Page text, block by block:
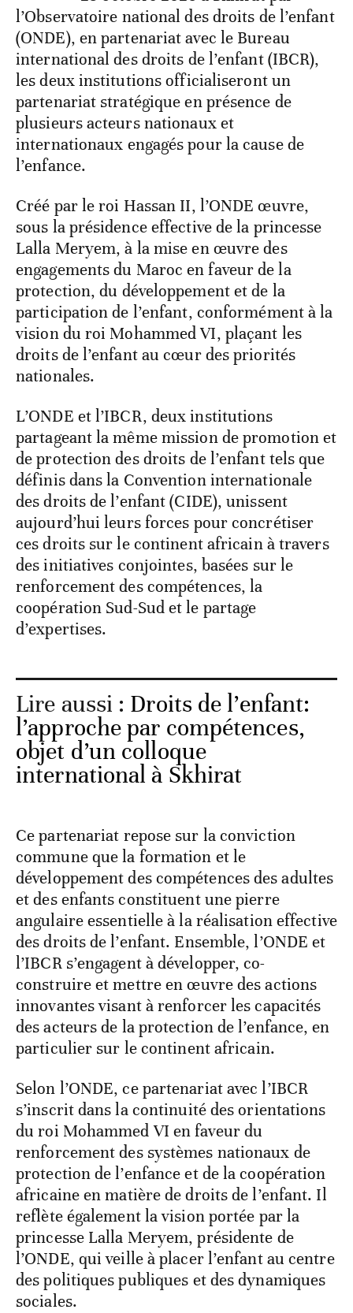
l’Observatoire national des droits de l’enfant
(ONDE), en partenariat avec le Bureau
international des droits de l’enfant (IBCR),
les deux institutions officialiseront un
partenariat stratégique en présence de
plusieurs acteurs nationaux et
internationaux engagés pour la cause de
l’enfance.
Créé par le roi Hassan II, l’ONDE œuvre,
sous la présidence effective de la princesse
Lalla Meryem, à la mise en œuvre des
engagements du Maroc en faveur de la
protection, du développement et de la
participation de l’enfant, conformément à la
vision du roi Mohammed VI, plaçant les
droits de l’enfant au cœur des priorités
nationales.
L’ONDE et l’IBCR, deux institutions
partageant la même mission de promotion et
de protection des droits de l’enfant tels que
définis dans la Convention internationale
des droits de l’enfant (CIDE), unissent
aujourd’hui leurs forces pour concrétiser
ces droits sur le continent africain à travers
des initiatives conjointes, basées sur le
renforcement des compétences, la
coopération Sud-Sud et le partage
d’expertises.
Lire aussi : Droits de l’enfant:
l’approche par compétences,
objet d’un colloque
international à Skhirat
Ce partenariat repose sur la conviction
commune que la formation et le
développement des compétences des adultes
et des enfants constituent une pierre
angulaire essentielle à la réalisation effective
des droits de l’enfant. Ensemble, l’ONDE et
l’IBCR s’engagent à développer, co-
construire et mettre en œuvre des actions
innovantes visant à renforcer les capacités
des acteurs de la protection de l’enfance, en
particulier sur le continent africain.
Selon l’ONDE, ce partenariat avec l’IBCR
s’inscrit dans la continuité des orientations
du roi Mohammed VI en faveur du
renforcement des systèmes nationaux de
protection de l’enfance et de la coopération
africaine en matière de droits de l’enfant. Il
reflète également la vision portée par la
princesse Lalla Meryem, présidente de
l’ONDE, qui veille à placer l’enfant au centre
des politiques publiques et des dynamiques
sociales.